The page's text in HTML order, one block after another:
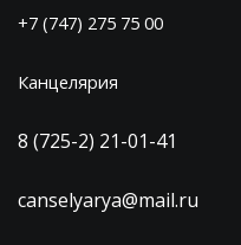
+7 (747) 275 75 00
Канцелярия
8 (725-2) 21-01-41
canselyarya@mail.ru